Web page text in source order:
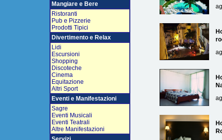
Mangiare e Bere
Ristoranti
Pub e Pizzerie
Prodotti Tipici
Divertimento e Relax
Lidi
Escursioni
Shopping
Discoteche
Cinema
Equitazione
Altri Sport
Eventi e Manifestazioni
Sagre
Eventi Musicali
Eventi Teatrali
Altre Manifestazioni